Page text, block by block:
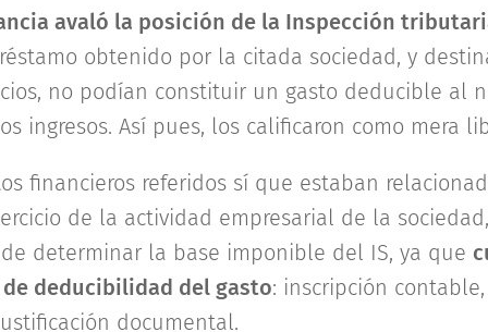
avaló la posición de la Inspección
obtenido por la citada sociedad, y
no podían constituir un gasto deducible al
ingresos. Así pues, los calificaron como mera
financieros referidos sí que estaban
de la actividad empresarial de la
determinar la base imponible del IS, ya que
deducibilidad del gasto: inscripción
documental.